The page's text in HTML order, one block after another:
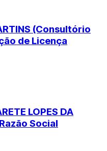
(Consultório
de Licença
LOPES DA
Social